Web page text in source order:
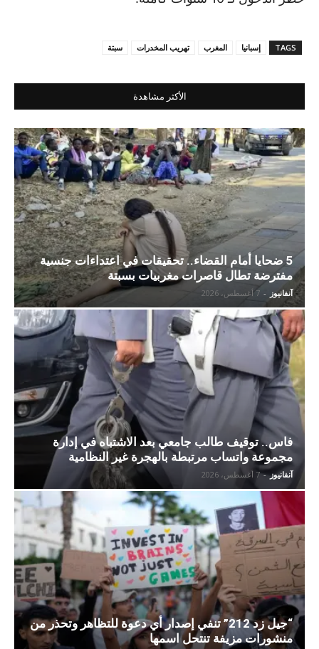
TAGS إسبانيا المغرب تهريب المخدرات سبتة
الأكثر مشاهدة
5 ضحايا أمام القضاء.. تحقيقات في اعتداءات جنسية
مفترضة تطال قاصرات مغربيات بسبتة
آنفانيوز - 7 أغسطس، 2026
فاس.. توقيف طالب جامعي بعد الاشتباه في إدارة
مجموعة واتساب مرتبطة بالهجرة غير النظامية
آنفانيوز - 7 أغسطس، 2026
“جيل زد 212” تنفي إصدار أي دعوة للتظاهر وتحذر من
منشورات مزيفة تنتحل اسمها